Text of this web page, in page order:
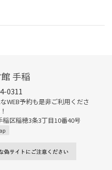
手稲
0311
WEB予約も是非ご利用くださ
区稲穂3条3丁目10番40号